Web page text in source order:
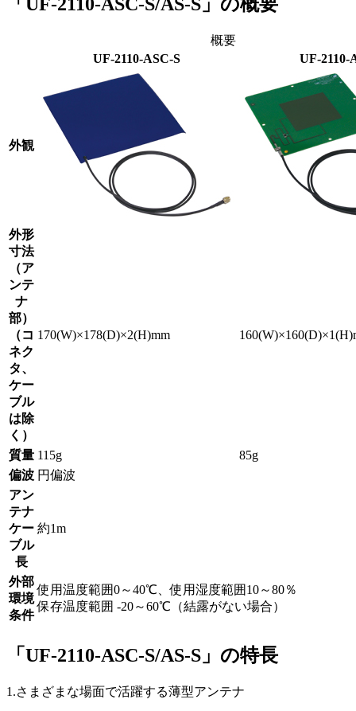
概要
UF-2110-ASC-S
UF-2110-
外観
外形
寸法
（ア
ンテ
ナ
部）
（コ
ネク
タ、
ケー
ブル
は除
く）
170(W)×178(D)×2(H)mm
質量 115g
85g
偏波 円偏波
アン
テナ
ケー
ブル
長
約1m
外部
環境
条件
使用温度範囲0～40℃、使用湿度範囲10～80％
保存温度範囲 -20～60℃（結露がない場合）
「UF-2110-ASC-S/AS-S」の特長
1.さまざまな場面で活躍する薄型アンテナ